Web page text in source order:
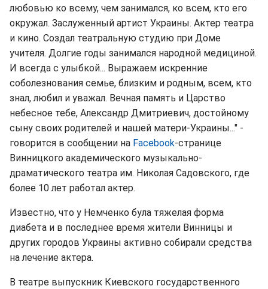
любовью ко всему, чем занимался, ко всем, кто его
окружал. Заслуженный артист Украины. Актер театра
и кино. Создал театральную студию при Доме
учителя. Долгие годы занимался народной медициной.
И всегда с улыбкой... Выражаем искренние
соболезнования семье, близким и родным, всем, кто
знал, любил и уважал. Вечная память и Царство
небесное тебе, Александр Дмитриевич, достойному
сыну своих родителей и нашей матери-Украины..." -
говорится в сообщении на Facebook-странице
Винницкого академического музыкально-
драматического театра им. Николая Садовского, где
более 10 лет работал актер.
Известно, что у Немченко була тяжелая форма
диабета и в последнее время жители Винницы и
других городов Украины активно собирали средства
на лечение актера.
В театре выпускник Киевского государственного